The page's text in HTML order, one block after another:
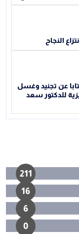
النجاح
عن تجنيد وغسل
للدكتور سعد
211
16
6
0